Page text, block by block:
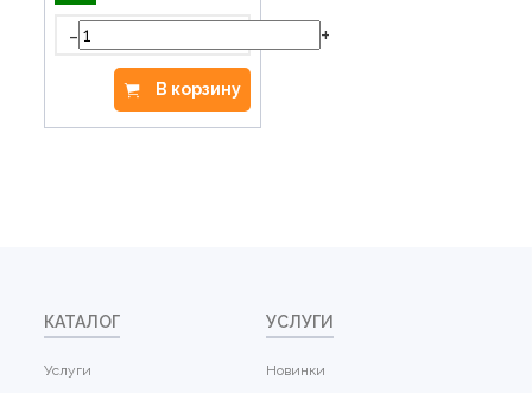
- +
В корзину
КАТАЛОГ
Услуги
УСЛУГИ
Новинки